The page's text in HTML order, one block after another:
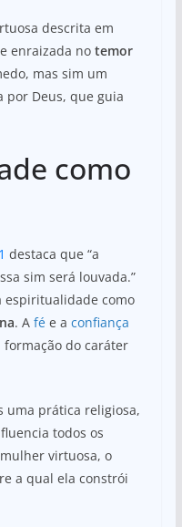
descrita em
enraizada no temor
mas sim um
por Deus, que guia
como
destaca que “a
sim será louvada.”
espiritualidade como
. A fée a confiança
formação do caráter
uma prática religiosa,
todos os
virtuosa, o
a qual ela constrói